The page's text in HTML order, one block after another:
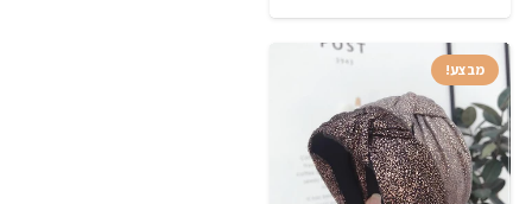
המקורי
היה:
הנוכחי
הוא:
מבצע!